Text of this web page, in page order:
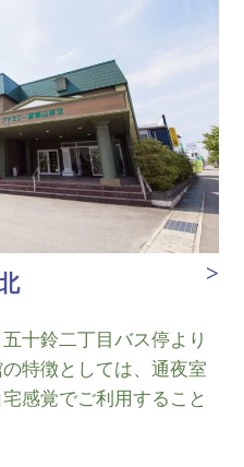
十鈴二丁目バス停より
特徴としては、通夜室
感覚でご利用すること